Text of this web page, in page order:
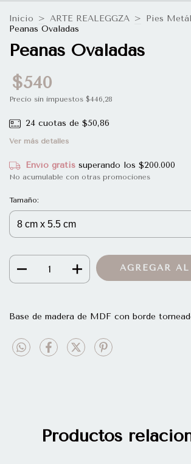
Inicio > ARTE REALEGGZA > Pies
Peanas Ovaladas
Peanas Ovaladas
$540
Precio sin impuestos $446,28
24 cuotas de $50,86
Ver más detalles
Envío gratis superando los $200.000
No acumulable con otras promociones
Tamaño:
Base de madera de MDF con borde
Productos